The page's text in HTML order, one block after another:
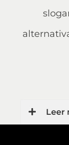
Leer